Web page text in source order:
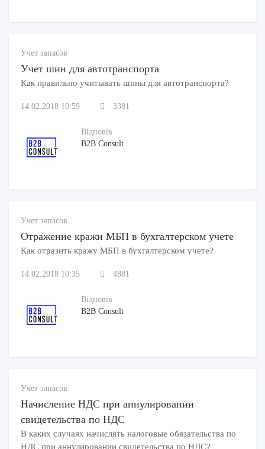
Учет запасов
Учет шин для автотранспорта
Как правильно учитывать шины для автотранспорта?
14.02.2018 10:59 3381
Відповів
B2B Consult
Учет запасов
Отражение кражи МБП в бухгалтерском учете
Как отразить кражу МБП в бухгалтерском учете?
14.02.2018 10:35 4881
Відповів
B2B Consult
Учет запасов
Начисление НДС при аннулировании
свидетельства по НДС
В каких случаях начислять налоговые обязательства по
НДС при аннулировании свидетельства по НДС?